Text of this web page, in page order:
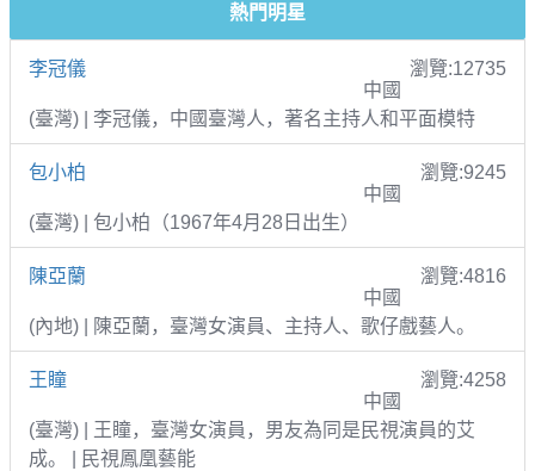
熱門明星
李冠儀
瀏覽:12735
中國
(臺灣) | 李冠儀，中國臺灣人，著名主持人和平面模特
包小柏
瀏覽:9245
中國
(臺灣) | 包小柏（1967年4月28日出生）
陳亞蘭
瀏覽:4816
中國
(內地) | 陳亞蘭，臺灣女演員、主持人、歌仔戲藝人。
王瞳
瀏覽:4258
中國
(臺灣) | 王瞳，臺灣女演員，男友為同是民視演員的艾
成。 | 民視鳳凰藝能